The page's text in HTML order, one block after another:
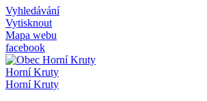
Vyhledávání
Vytisknout
Mapa webu
facebook
Horní Kruty
Horní Kruty